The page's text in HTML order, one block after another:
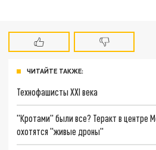
ЧИТАЙТЕ ТАКЖЕ:
Технофашисты XXI века
"Кротами" были все? Теракт в центре
охотятся "живые дроны"